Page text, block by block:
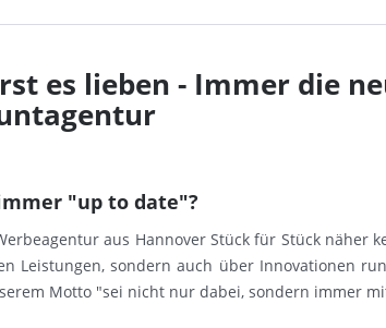
es lieben - Immer die
"up to date"?
aus Hannover Stück für Stück
Leistungen, sondern auch über Innovationen
Motto "sei nicht nur dabei, sondern immer